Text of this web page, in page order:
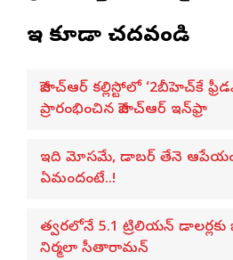
ఇవి కూడా చదవండి
జీహెచ్ఆర్ కల్లిస్టోలో ‘2బీహెచ్‌కే
ప్రారంభించిన జీహెచ్ఆర్ ఇన్‌ఫ్రా
ఇది మోసమే, డాబర్‌ తేనె
ఏమందంటే..!
త్వరలోనే 5.1 ట్రిలియన్ డాలర్లకు
నిర్మలా సీతారామన్